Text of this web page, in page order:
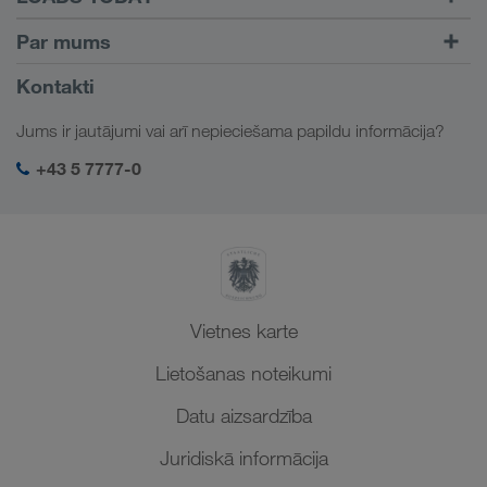
Atrast kravu ar
LOADS TODAY
Uzzināt vairāk
Par mums
Informācija par uzņēmumu
SHEQ-Management
Kontakti
Jums ir jautājumi vai arī nepieciešama papildu informācija?
+43 5 7777-0
Vietnes karte
Lietošanas noteikumi
Datu aizsardzība
Juridiskā informācija